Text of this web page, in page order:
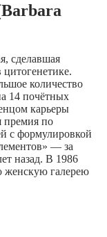
сделавшая
количество
14 почётных
карьеры
премия по
с формулировкой
— за
назад. В 1986
женскую галерею